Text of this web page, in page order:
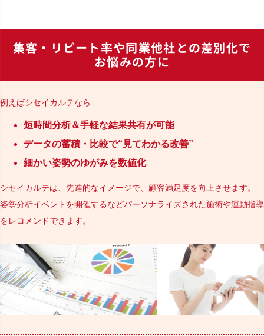
集客・リピート率や同業他社との差別化で
お悩みの方に
例えばシセイカルテなら…
短時間分析＆手軽な結果共有が可能
データの蓄積・比較で“見てわかる改善”
細かい姿勢のゆがみを数値化
シセイカルテは、先進的なイメージで、顧客満足度を向上させます。
姿勢分析イベントを開催するなどパーソナライズされた施術や運動指導
をレコメンドできます。